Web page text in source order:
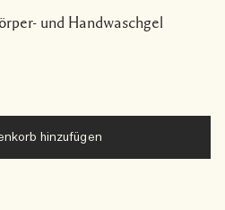
und Handwaschgel
hinzufügen